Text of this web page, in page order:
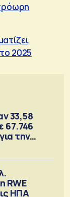
2025
33,58
67.746
την
RWE
ΗΠΑ